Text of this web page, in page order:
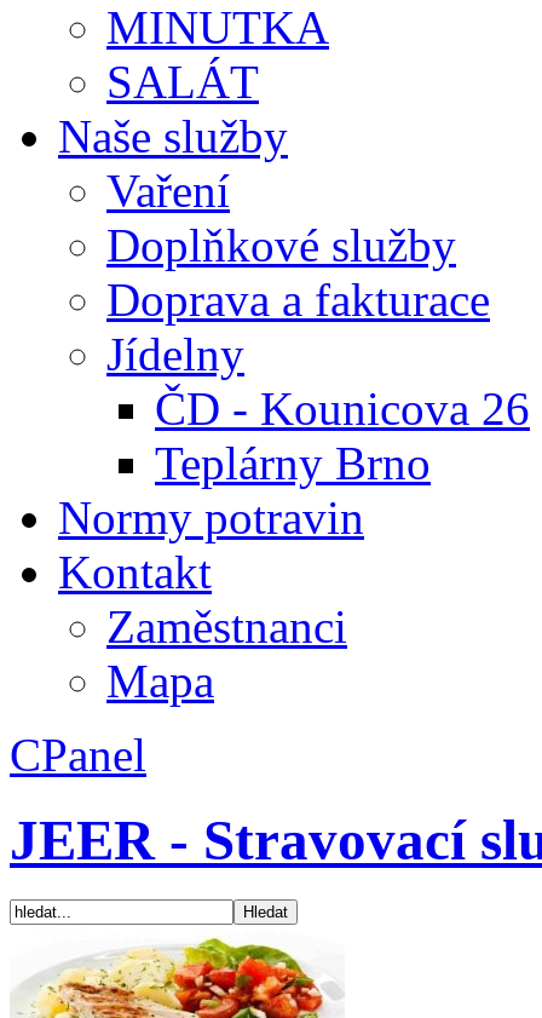
MINUTKA
SALÁT
Naše služby
Vaření
Doplňkové služby
Doprava a fakturace
Jídelny
ČD - Kounicova 26
Teplárny Brno
Normy potravin
Kontakt
Zaměstnanci
Mapa
CPanel
JEER - Stravovací